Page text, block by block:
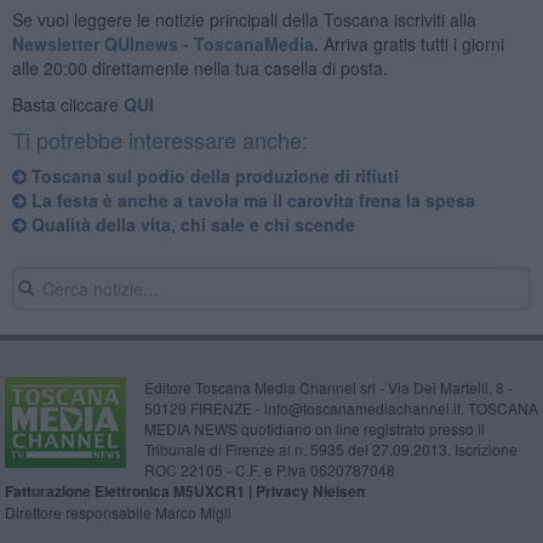
Se vuoi leggere le notizie principali della Toscana iscriviti alla
Newsletter QUInews - ToscanaMedia. Arriva gratis tutti i giorni
alle 20:00 direttamente nella tua casella di posta.
Basta cliccare QUI
Ti potrebbe interessare anche:
Toscana sul podio della produzione di rifiuti
La festa è anche a tavola ma il carovita frena la spesa
Qualità della vita, chi sale e chi scende
Editore Toscana Media Channel srl - Via Dei Martelli, 8 -
50129 FIRENZE - info@toscanamediachannel.it. TOSCANA
MEDIA NEWS quotidiano on line registrato presso il
Tribunale di Firenze al n. 5935 del 27.09.2013. Iscrizione
ROC 22105 - C.F. e P.Iva 0620787048
Fatturazione Elettronica M5UXCR1 | Privacy Nielsen
Direttore responsabile Marco Migli